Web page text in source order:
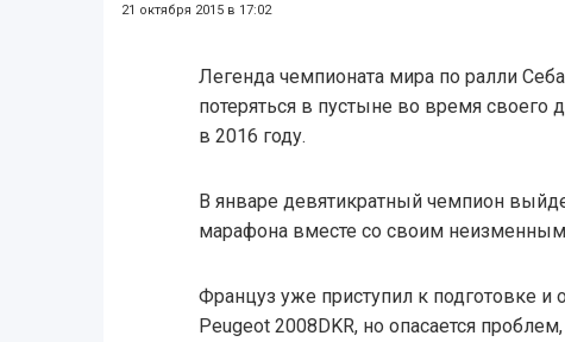
21 октября 2015 в 17:02
Легенда чемпионата мира по ралли
потеряться в пустыне во время своего
в 2016 году.
В январе девятикратный чемпион
марафона вместе со своим
Француз уже приступил к подготовке
Peugeot 2008DKR, но опасается